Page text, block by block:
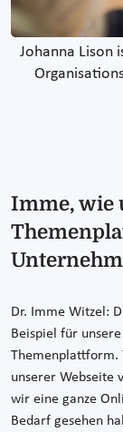
Johanna Lison
Imme, wie
Dr. Imme Witzel:
Beispiel für
Themenplattform.
unserer Webseite
wir eine ganze
Bedarf gesehen